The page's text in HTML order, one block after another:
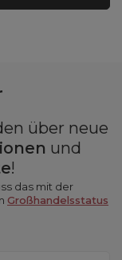
über neue
und
!
das mit der
Großhandelsstatus